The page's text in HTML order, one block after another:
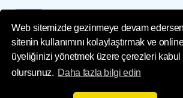
Web sitemizde gezinmeye devam
sitenin kullanımını kolaylaştırmak ve
üyeliğinizi yönetmek üzere çerezleri kabul
olursunuz. Daha fazla bilgi edin
Influence
deneyim yaşayın
6.5Mİndirilenler